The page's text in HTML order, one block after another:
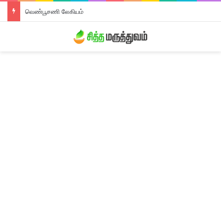
வெண்பூசணி லேகியம்